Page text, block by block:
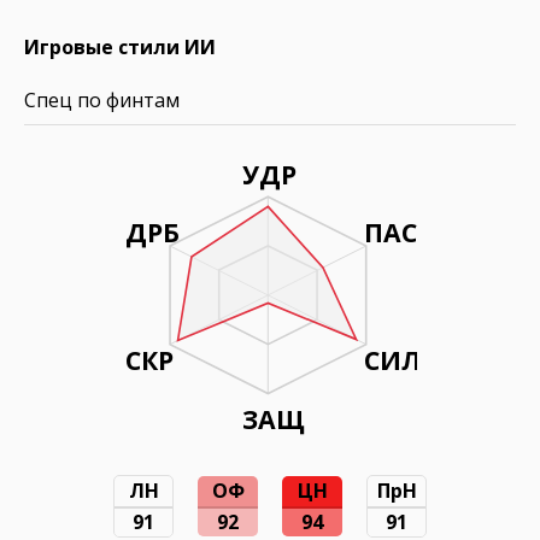
УДР
ПАС
СИЛ
ЗАЩ
ДРБ
СКР
ЛН
91
ОФ
92
ЦН
94
ПрН
91
Игровые стили ИИ
Спец по финтам